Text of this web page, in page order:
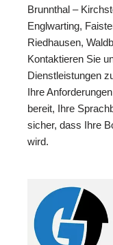
Brunnthal –
Englwarting,
Riedhausen,
Kontaktieren Sie
Dienstleistungen
Ihre
bereit, Ihre
sicher, dass Ihre
wird.